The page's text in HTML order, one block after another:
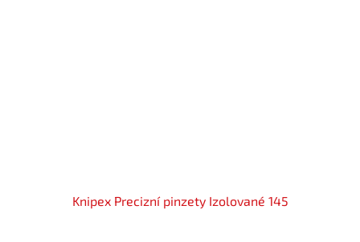
Knipex Precizní pinzety Izolované 145